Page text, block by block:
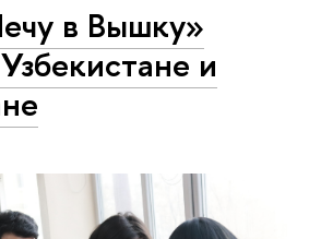
в Вышку»
и